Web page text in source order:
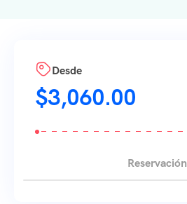
Desde
$3,060.00
Reservación